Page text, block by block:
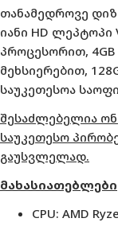
თანამედროვე
იანი HD ლეპტოპი
პროცესორით, 4GB
მეხსიერებით,
საუკეთესოა
შესაძლებელია
საუკეთესო
გაუსვლელად.
მახასიათებლები
CPU: AMD